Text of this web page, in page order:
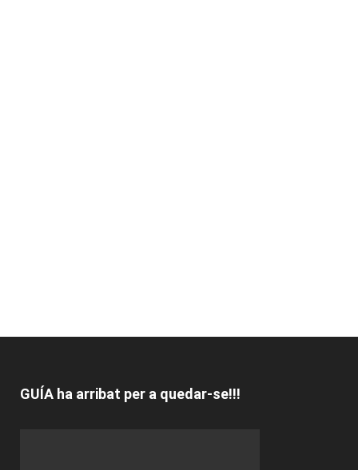
GUÍA ha arribat per a quedar-se!!!